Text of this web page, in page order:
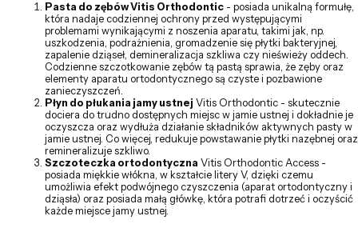
Pasta do zębów Vitis Orthodontic - posiada unikalną formułę,
która nadaje codziennej ochrony przed występującymi
problemami wynikającymi z noszenia aparatu, takimi jak, np.
uszkodzenia, podrażnienia, gromadzenie się płytki bakteryjnej,
zapalenie dziąseł, demineralizacja szkliwa czy nieświeży oddech.
Codzienne szczotkowanie zębów tą pastą sprawia, że zęby oraz
elementy aparatu ortodontycznego są czyste i pozbawione
zanieczyszczeń.
Płyn do płukania jamy ustnej Vitis Orthodontic - skutecznie
dociera do trudno dostępnych miejsc w jamie ustnej i dokładnie je
oczyszcza oraz wydłuża działanie składników aktywnych pasty w
jamie ustnej. Co więcej, redukuje powstawanie płytki nazębnej oraz
remineralizuje szkliwo.
Szczoteczka ortodontyczna Vitis Orthodontic Access -
posiada miękkie włókna, w kształcie litery V, dzięki czemu
umożliwia efekt podwójnego czyszczenia (aparat ortodontyczny i
dziąsła) oraz posiada małą główkę, która potrafi dotrzeć i oczyścić
każde miejsce jamy ustnej.